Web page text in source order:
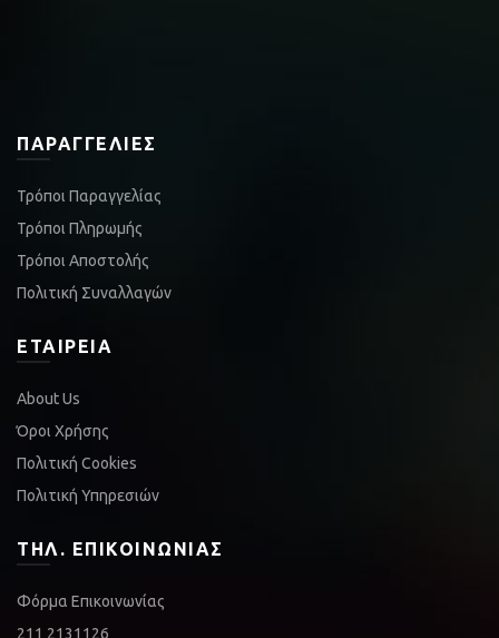
ΠΑΡΑΓΓΕΛΊΕΣ
Τρόποι Παραγγελίας
Τρόποι Πληρωμής
Τρόποι Αποστολής
Πολιτική Συναλλαγών
ΕΤΑΙΡΕΊΑ
About Us
Όροι Χρήσης
Πολιτική Cookies
Πολιτική Υπηρεσιών
ΤΗΛ. ΕΠΙΚΟΙΝΩΝΊΑΣ
Φόρμα Επικοινωνίας
211 2131126